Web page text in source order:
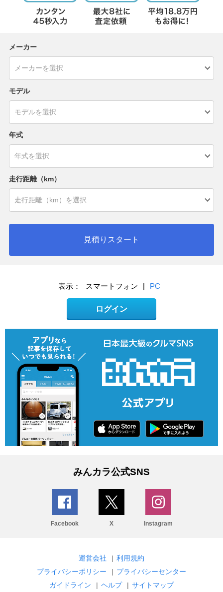
メーカー
モデル
年式
走行距離（km）
見積りスタート
表示： スマートフォン | PC
ログイン
みんカラ公式SNS
Facebook X Instagram
運営会社 | 利用規約
プライバシーポリシー
| プライバシーセンター
ガイドライン
| ヘルプ | サイトマップ